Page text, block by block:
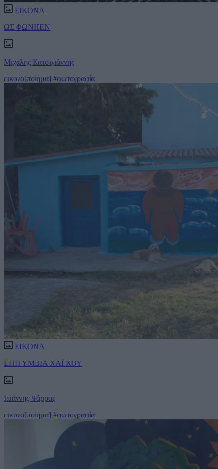
ΕΙΚΟΝΑ
ΩΣ ΦΩΝΗΕΝ
Μιχάλης Κατσιγιάννης
εικονο[ποίημα] #φωτογραφία
ΕΙΚΟΝΑ
ΕΠΙΤΥΜΒΙΑ ΧΑΪ ΚΟΥ
Ιωάννης Ψάρρας
εικονο[ποίημα] #φωτογραφία